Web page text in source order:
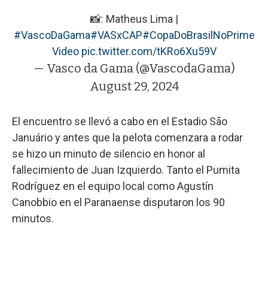
📸: Matheus Lima |
#VascoDaGama#VASxCAP#CopaDoBrasilNoPrime
Video pic.twitter.com/tKRo6Xu59V
— Vasco da Gama (@VascodaGama)
August 29, 2024
El encuentro se llevó a cabo en el Estadio São
Januário y antes que la pelota comenzara a rodar
se hizo un minuto de silencio en honor al
fallecimiento de Juan Izquierdo. Tanto el Pumita
Rodríguez en el equipo local como Agustín
Canobbio en el Paranaense disputaron los 90
minutos.